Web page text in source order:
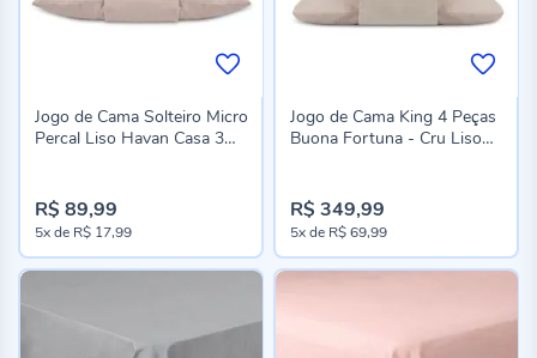
Jogo de Cama Solteiro Micro
Percal Liso Havan Casa 3
R$ 89,99
5xde R$ 17,99
Jogo de Cama King 4 Peças
Buona Fortuna - Cru Liso
R$ 349,99
5xde R$ 69,99